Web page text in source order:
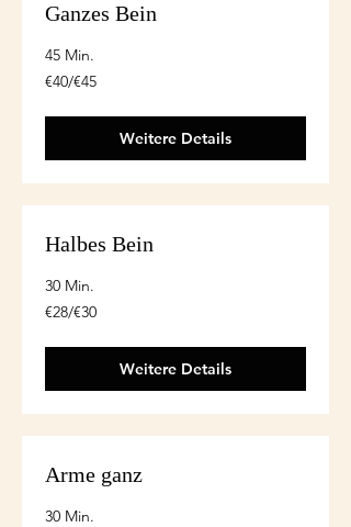
Ganzes Bein
45 Min.
€40/€45
€40/€45
Weitere Details
Halbes Bein
30 Min.
€28/€30
€28/€30
Weitere Details
Arme ganz
30 Min.